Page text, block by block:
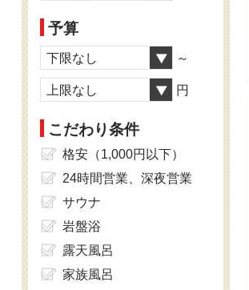
予算
下限なし ～
上限なし 円
こだわり条件
格安（1,000円以下）
24時間営業、深夜営業
サウナ
岩盤浴
露天風呂
家族風呂